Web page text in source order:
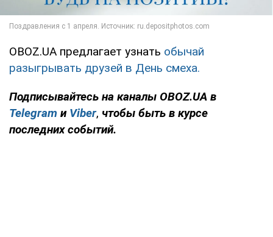
OBOZ.UA предлагает узнать обычай
разыгрывать друзей в День смеха.
Подписывайтесь на каналы OBOZ.UA в
Telegram и Viber, чтобы быть в курсе
последних событий.